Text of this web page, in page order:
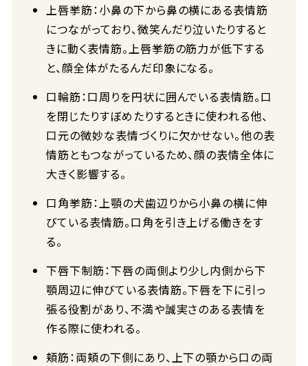
上唇挙筋：小鼻の下から鼻の横にある表情筋
につながっており、微笑んだり泣いたりすると
きに動く表情筋。上唇挙筋の筋力が低下する
と、顔全体がたるんだ印象になる。
口輪筋：口周りを円状に囲んでいる表情筋。口
を閉じたりすぼめたりするときに使われる他、
口元の微妙な表情づくりに欠かせない。他の表
情筋ともつながっているため、顔の表情全体に
大きく影響する。
口角挙筋：上顎の犬歯辺りから小鼻の横に伸
びている表情筋。口角を引き上げる働きをす
る。
下唇下制筋：下唇の両側より少し内側から下
顎周辺に伸びている表情筋。下唇を下に引っ
張る役割があり、不満や誠実さのある表情を
作る際に使われる。
頬筋：両頬の下側にあり、上下の顎から口の両